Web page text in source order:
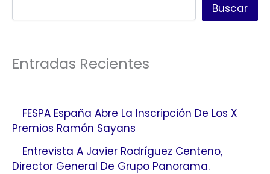
Buscar
Entradas Recientes
FESPA España Abre La Inscripción De Los X
Premios Ramón Sayans
Entrevista A Javier Rodríguez Centeno,
Director General De Grupo Panorama.